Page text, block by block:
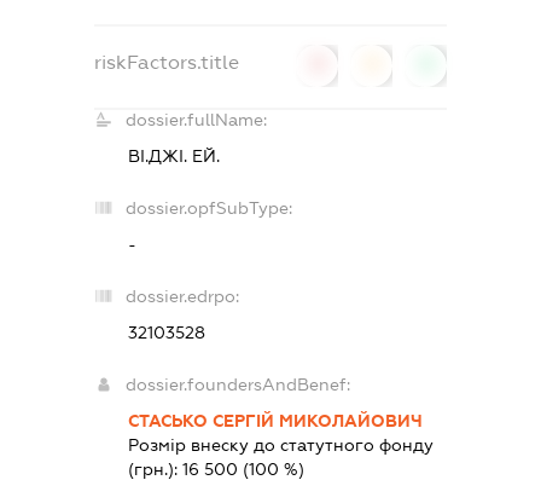
riskFactors.title
dossier.fullName:
ВІ.ДЖІ. ЕЙ.
dossier.opfSubType:
-
dossier.edrpo:
32103528
dossier.foundersAndBenef:
СТАСЬКО СЕРГІЙ МИКОЛАЙОВИЧ
Розмір внеску до статутного фонду
(грн.): 16 500 (100 %)